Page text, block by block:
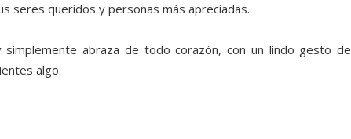
seres queridos y personas más apreciadas.
abraza de todo corazón, con un lindo gesto de
algo.